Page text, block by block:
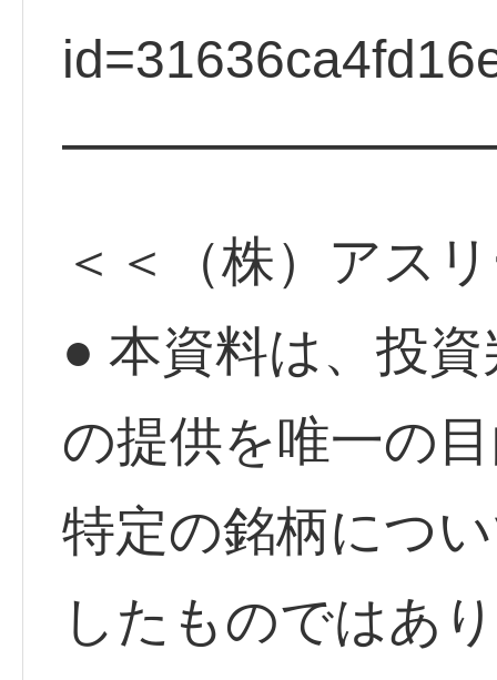
＜＜（株）アス
● 本資料は、投
の提供を唯一の
特定の銘柄につ
したものではあ